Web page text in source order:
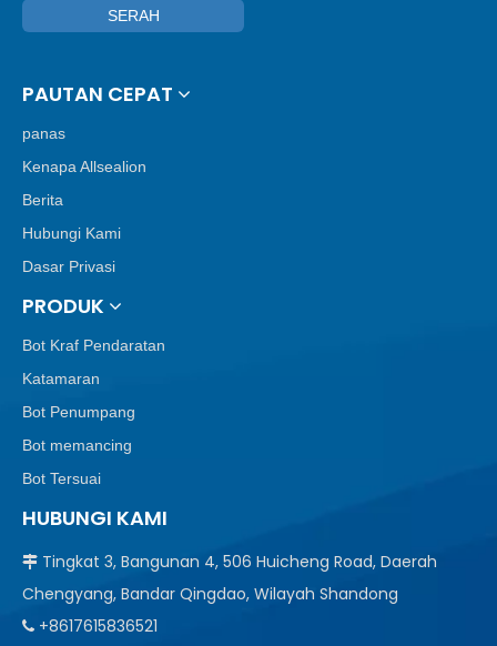
SERAH
PAUTAN CEPAT
panas
Kenapa Allsealion
Berita
Hubungi Kami
Dasar Privasi
PRODUK
Bot Kraf Pendaratan
Katamaran
Bot Penumpang
Bot memancing
Bot Tersuai
HUBUNGI KAMI
 Tingkat 3, Bangunan 4, 506 Huicheng Road, Daerah
Chengyang, Bandar Qingdao, Wilayah Shandong
 +8617615836521